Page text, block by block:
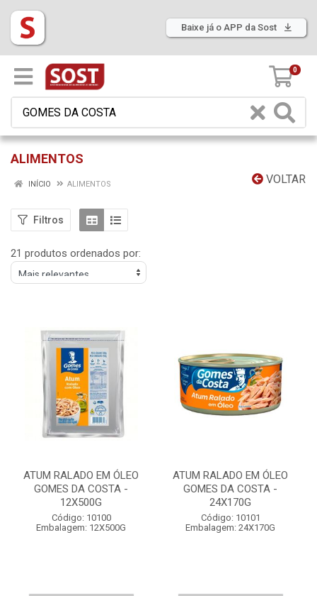
Baixe já o APP da Sost
0
ALIMENTOS
VOLTAR
INÍCIO ALIMENTOS
Filtros
21 produtos ordenados por:
ATUM RALADO EM ÓLEO
GOMES DA COSTA -
12X500G
Código: 10100
Embalagem: 12X500G
ATUM RALADO EM ÓLEO
GOMES DA COSTA -
24X170G
Código: 10101
Embalagem: 24X170G